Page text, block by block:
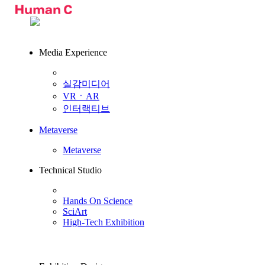
Media Experience
실감미디어
VRㆍAR
인터랙티브
Metaverse
Metaverse
Technical Studio
Hands On Science
SciArt
High-Tech Exhibition